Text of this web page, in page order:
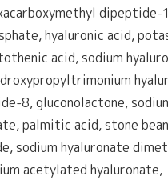
dipeptide-
hyaluronic acid,
acid, sodium
8, gluconolactone,
palmitic acid, stone
sodium hyaluronate
acetylated hyaluronate,